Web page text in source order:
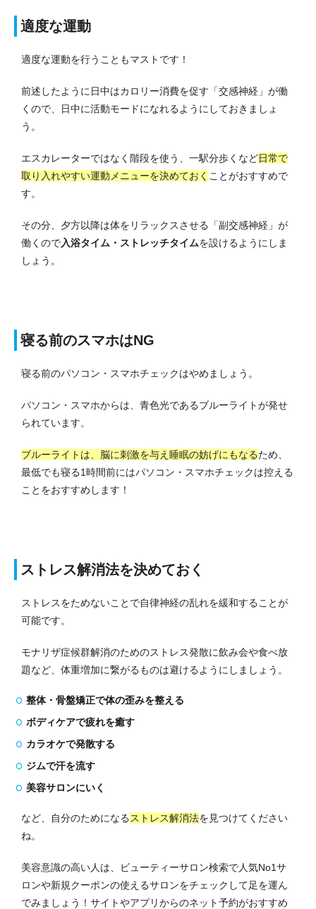
適度な運動
適度な運動を行うこともマストです！
前述したように日中はカロリー消費を促す「交感神経」が働
くので、日中に活動モードになれるようにしておきましょ
う。
エスカレーターではなく階段を使う、一駅分歩くなど日常で
取り入れやすい運動メニューを決めておく ことがおすすめで
す。
その分、夕方以降は体をリラックスさせる「副交感神経」が
働くので入浴タイム・ストレッチタイムを設けるようにしま
しょう。
寝る前のスマホはNG
寝る前のパソコン・スマホチェックはやめましょう。
パソコン・スマホからは、青色光であるブルーライトが発せ
られています。
ブルーライトは、脳に刺激を与え睡眠の妨げにもなるため、
最低でも寝る1時間前にはパソコン・スマホチェックは控える
ことをおすすめします！
ストレス解消法を決めておく
ストレスをためないことで自律神経の乱れを緩和することが
可能です。
モナリザ症候群解消のためのストレス発散に飲み会や食べ放
題など、体重増加に繋がるものは避けるようにしましょう。
整体・骨盤矯正で体の歪みを整える
ボディケアで疲れを癒す
カラオケで発散する
ジムで汗を流す
美容サロンにいく
など、自分のためになる ストレス解消法を見つけてください
ね。
美容意識の高い人は、ビューティーサロン検索で人気No1サ
ロンや新規クーポンの使えるサロンをチェックして足を運ん
でみましょう！ サイトやアプリからのネット予約がおすすめ